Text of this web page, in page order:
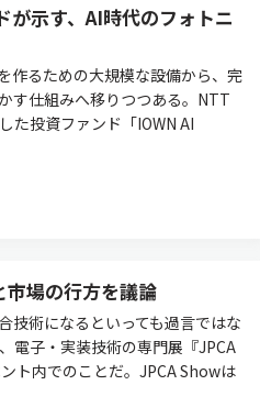
が示す、AI時代のフォトニ
作るための大規模な設備から、完
す仕組みへ移りつつある。NTT
た投資ファンド「IOWN AI
場の行方を議論
技術になるといっても過言ではな
電子・実装技術の専門展『JPCA
ト内でのことだ。JPCA Showは